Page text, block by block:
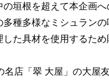
垣根を超えて本企画へ
種多様なミシュランの
た具材を使用するため
店「翠 大屋」の大屋